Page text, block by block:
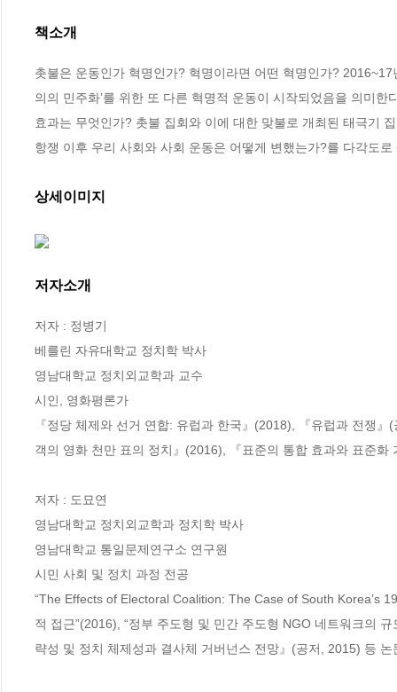
책소개
촛불은 운동인가 혁명인가? 혁명이라면 어떤 혁명인가?
의의 민주화’를 위한 또 다른 혁명적 운동이 시작되었음을 의미
효과는 무엇인가? 촛불 집회와 이에 대한 맞불로 개최된 태극기
항쟁 이후 우리 사회와 사회 운동은 어떻게 변했는가?를 다각도로
상세이미지
저자소개
저자 : 정병기
베를린 자유대학교 정치학 박사
영남대학교 정치외교학과 교수
시인, 영화평론가
『정당 체제와 선거 연합: 유럽과 한국』(2018), 『유럽과 전쟁
객의 영화 천만 표의 정치』(2016), 『표준의 통합 효과와 표준
저자 : 도묘연
영남대학교 정치외교학과 정치학 박사
영남대학교 통일문제연구소 연구원
시민 사회 및 정치 과정 전공
“The Effects of Electoral Coalition: The Case of South Korea’s
적 접근”(2016), “정부 주도형 및 민간 주도형 NGO 네트워크의
략성 및 정치 체제성과 결사체 거버넌스 전망』(공저, 2015) 등 논